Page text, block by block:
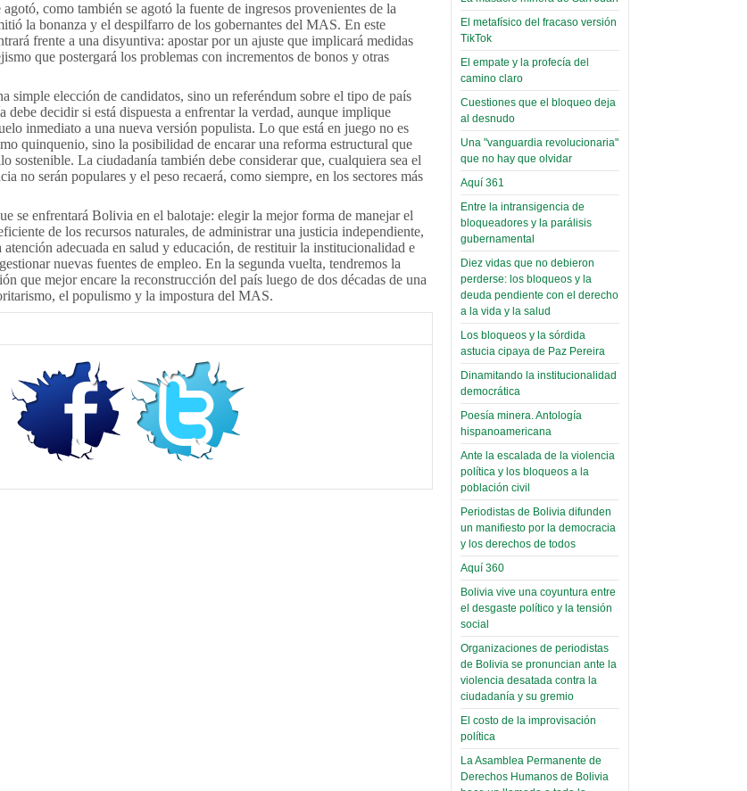
agotó, como también se agotó la fuente de ingresos provenientes de la
la bonanza y el despilfarro de los gobernantes del MAS. En este
frente a una disyuntiva: apostar por un ajuste que implicará medidas
que postergará los problemas con incrementos de bonos y otras
simple elección de candidatos, sino un referéndum sobre el tipo de país
debe decidir si está dispuesta a enfrentar la verdad, aunque implique
inmediato a una nueva versión populista. Lo que está en juego no es
quinquenio, sino la posibilidad de encarar una reforma estructural que
sostenible. La ciudadanía también debe considerar que, cualquiera sea el
no serán populares y el peso recaerá, como siempre, en los sectores más
se enfrentará Bolivia en el balotaje: elegir la mejor forma de manejar el
de los recursos naturales, de administrar una justicia independiente,
adecuada en salud y educación, de restituir la institucionalidad e
nuevas fuentes de empleo. En la segunda vuelta, tendremos la
que mejor encare la reconstrucción del país luego de dos décadas de una
el populismo y la impostura del MAS.
Miércoles, 14 Septiembre 2022
Leer Más...
Posesionan a dirigentes de
Asociación de Docentes
Domingo, 14 Agosto 2022
Leer Más...
(Miscelánea
Palaciega 8)
El Infamatorio
Miércoles, 19 Junio 2019
Read more...
Cosmética
descolonizadora
(Miscelánea
palaciega 7)
El Infamatorio
Lunes, 27 Mayo 2019
Read more...
Creacionismo,
filtraciones e
inicio de la
campaña del
MAS
(Miscelánea
palaciega 6)
El Infamatorio
Domingo, 12 Mayo 2019
Read more...
El metafísico del fracaso versión
TikTok
El empate y la profecía del
camino claro
Cuestiones que el bloqueo deja
al desnudo
Una "vanguardia revolucionaria"
que no hay que olvidar
Aquí 361
Entre la intransigencia de
bloqueadores y la parálisis
gubernamental
Diez vidas que no debieron
perderse: los bloqueos y la
deuda pendiente con el derecho
a la vida y la salud
Los bloqueos y la sórdida
astucia cipaya de Paz Pereira
Dinamitando la institucionalidad
democrática
Poesía minera. Antología
hispanoamericana
Ante la escalada de la violencia
política y los bloqueos a la
población civil
Periodistas de Bolivia difunden
un manifiesto por la democracia
y los derechos de todos
Aquí 360
Bolivia vive una coyuntura entre
el desgaste político y la tensión
social
Organizaciones de periodistas
de Bolivia se pronuncian ante la
violencia desatada contra la
ciudadanía y su gremio
El costo de la improvisación
política
La Asamblea Permanente de
Derechos Humanos de Bolivia